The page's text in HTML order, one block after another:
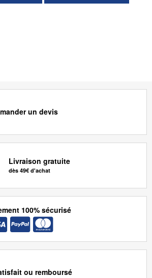
un devis
Livraison gratuite
dès 49€ d'achat
100% sécurisé
ou remboursé